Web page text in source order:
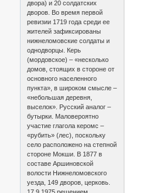
двора) и 20 солдатских
дворов. Во время первой
ревизии 1719 года среди ее
жителей зафиксированы
нижнеломовские солдаты и
однодворцы. Керь
(мордовское) – «несколько
домов, стоящих в стороне от
основного населенного
пункта», в широком смысле –
«небольшая деревня,
выселок». Русский аналог –
бутырки. Маловероятно
участие глагола керомс –
«рубить» (лес), поскольку
село расположено на степной
стороне Мокши. В 1877 в
составе Аршиновской
волости Нижнеломовского
уезда, 149 дворов, церковь.